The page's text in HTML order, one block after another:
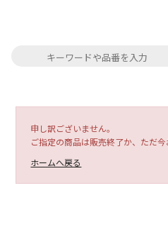
申し訳ございません。
ご指定の商品は販売終了か、ただ今
ホームへ戻る